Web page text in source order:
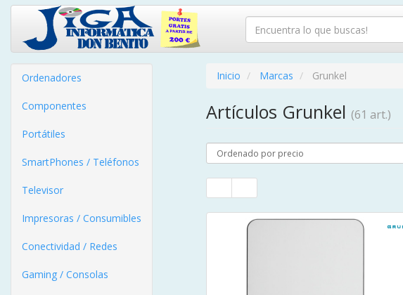
Ordenadores
Componentes
Portátiles
SmartPhones / Teléfonos
Televisor
Impresoras / Consumibles
Conectividad / Redes
Gaming / Consolas
Inicio Marcas Grunkel
Artículos Grunkel (61 art.)